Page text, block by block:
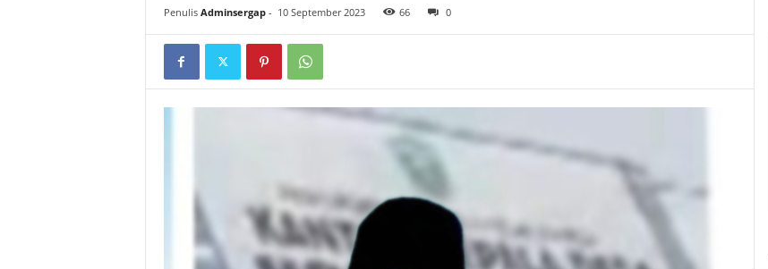
Penulis Adminsergap- 10 September 2023 66 0